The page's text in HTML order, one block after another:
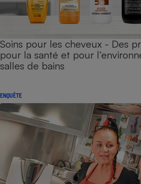
Soins pour les cheveux - Des
pour la santé et pour
salles de bains
ENQUÊTE